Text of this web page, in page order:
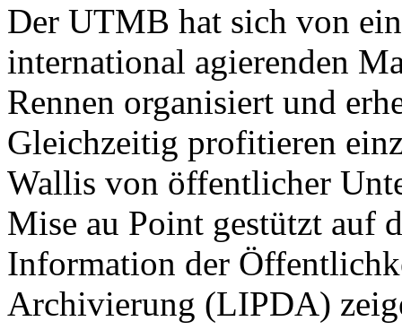
Der UTMB hat sich von
international agierenden
Rennen organisiert und
Gleichzeitig profitieren
Wallis von öffentlicher
Mise au Point gestützt auf
Information der
Archivierung (LIPDA)